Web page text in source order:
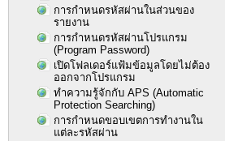
การกำหนดรหัสผ่านในส่วนของ
รายงาน
การกำหนดรหัสผ่านโปรแกรม
(Program Password)
เปิดโฟลเดอร์แฟ้มข้อมูลโดยไม่ต้อง
ออกจากโปรแกรม
ทำความรู้จักกับ APS (Automatic
Protection Searching)
การกำหนดขอบเขตการทำงานใน
แต่ละรหัสผ่าน